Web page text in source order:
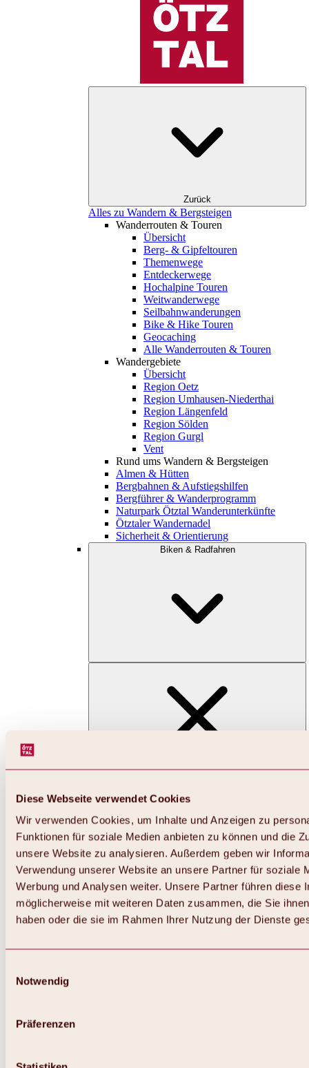
Diese Webseite verwendet Cookies
Wir verwenden Cookies, um Inhalte und Anzeigen zu
Funktionen für soziale Medien anbieten zu können und die
unsere Website zu analysieren. Außerdem geben wir
Verwendung unserer Website an unsere Partner für soziale
Werbung und Analysen weiter. Unsere Partner führen diese
möglicherweise mit weiteren Daten zusammen, die Sie
haben oder die sie im Rahmen Ihrer Nutzung der Dienste
Notwendig
Präferenzen
Zurück
Alles zu Wandern & Bergsteigen
Wanderrouten & Touren
Übersicht
Berg- & Gipfeltouren
Themenwege
Entdeckerwege
Hochalpine Touren
Weitwanderwege
Seilbahnwanderungen
Bike & Hike Touren
Geocaching
Alle Wanderrouten & Touren
Wandergebiete
Übersicht
Region Oetz
Region Umhausen-Niederthai
Region Längenfeld
Region Sölden
Region Gurgl
Vent
Rund ums Wandern & Bergsteigen
Almen & Hütten
Bergbahnen & Aufstiegshilfen
Bergführer & Wanderprogramm
Naturpark Ötztal Wanderunterkünfte
Ötztaler Wandernadel
Sicherheit & Orientierung
Biken & Radfahren